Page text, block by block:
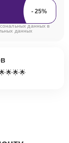
данных в
данных